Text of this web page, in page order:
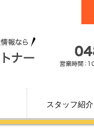
スタッフ紹介